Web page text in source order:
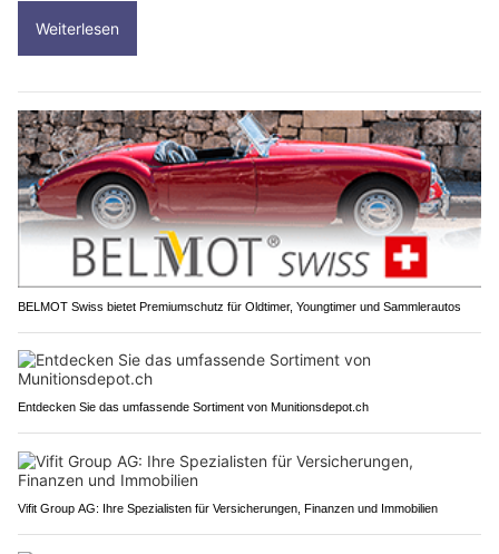
Weiterlesen
BELMOT Swiss bietet Premiumschutz für Oldtimer, Youngtimer und Sammlerautos
Entdecken Sie das umfassende Sortiment von Munitionsdepot.ch
Vifit Group AG: Ihre Spezialisten für Versicherungen, Finanzen und Immobilien